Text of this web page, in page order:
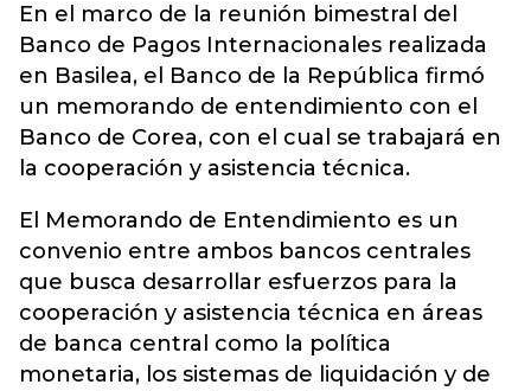
En el marco de la reunión bimestral del
Banco de Pagos Internacionales realizada
en Basilea, el Banco de la República firmó
un memorando de entendimiento con el
Banco de Corea, con el cual se trabajará en
la cooperación y asistencia técnica.
El Memorando de Entendimiento es un
convenio entre ambos bancos centrales
que busca desarrollar esfuerzos para la
cooperación y asistencia técnica en áreas
de banca central como la política
monetaria, los sistemas de liquidación y de